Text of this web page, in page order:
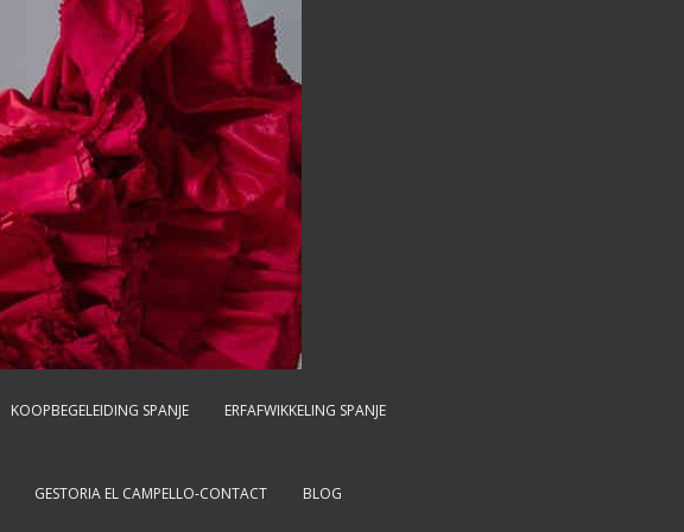
KOOPBEGELEIDING SPANJE ERFAFWIKKELING SPANJE
GESTORIA EL CAMPELLO-CONTACT BLOG